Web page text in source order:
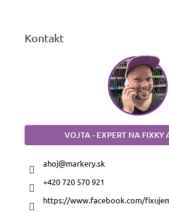
Kontakt
VOJTA - EXPERT NA FIXKY
ahoj@markery.sk
+420 720 570 921
https://www.facebook.com/